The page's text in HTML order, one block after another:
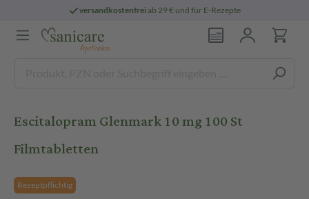
versandkostenfreiab 29 € und für E-Rezepte
Escitalopram Glenmark 10 mg 100 St
Filmtabletten
Rezeptpflichtig